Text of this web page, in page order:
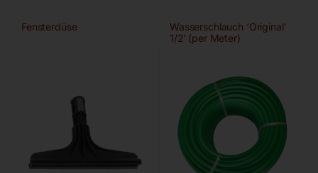
Fensterdüse
Wasserschlauch ‘Original’
1/2′ (per Meter)